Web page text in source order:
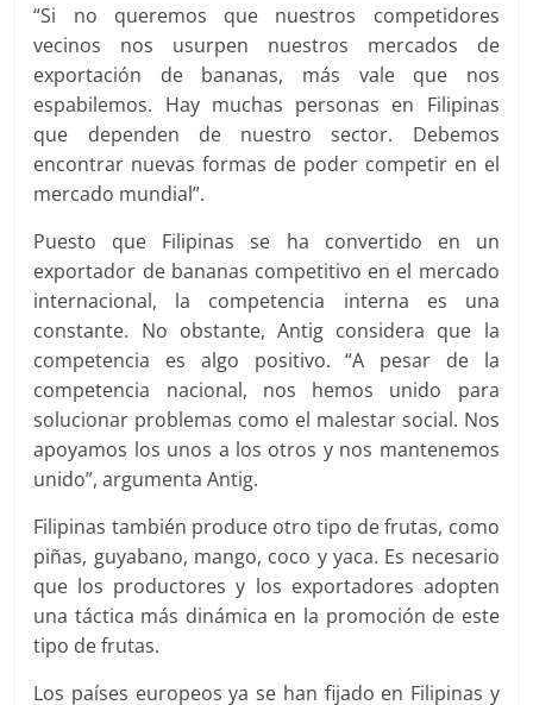
“Si no queremos que nuestros competidores
vecinos nos usurpen nuestros mercados de
exportación de bananas, más vale que nos
espabilemos. Hay muchas personas en Filipinas
que dependen de nuestro sector. Debemos
encontrar nuevas formas de poder competir en el
mercado mundial”.
Puesto que Filipinas se ha convertido en un
exportador de bananas competitivo en el mercado
internacional, la competencia interna es una
constante. No obstante, Antig considera que la
competencia es algo positivo. “A pesar de la
competencia nacional, nos hemos unido para
solucionar problemas como el malestar social. Nos
apoyamos los unos a los otros y nos mantenemos
unido”, argumenta Antig.
Filipinas también produce otro tipo de frutas, como
piñas, guyabano, mango, coco y yaca. Es necesario
que los productores y los exportadores adopten
una táctica más dinámica en la promoción de este
tipo de frutas.
Los países europeos ya se han fijado en Filipinas y